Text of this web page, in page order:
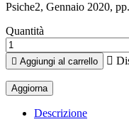
Psiche2, Gennaio 2020,
Quantità
 Aggiungi al carrello 
Descrizione